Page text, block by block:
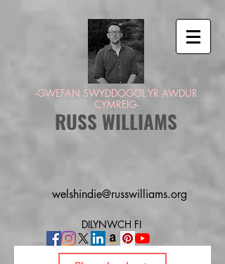
-GWEFAN SWYDDOGOL YR AWDUR
CYMREIG-
RUSS WILLIAMS
welshindie@russwilliams.org
DILYNWCH FI